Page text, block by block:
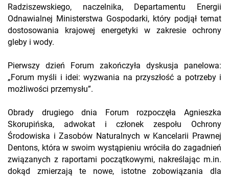
Radziszewskiego, naczelnika, Departamentu Energii
Odnawialnej Ministerstwa Gospodarki, który podjął temat
dostosowania krajowej energetyki w zakresie ochrony
gleby i wody.
Pierwszy dzień Forum zakończyła dyskusja panelowa:
„Forum myśli i idei: wyzwania na przyszłość a potrzeby i
możliwości przemysłu”.
Obrady drugiego dnia Forum rozpoczęła Agnieszka
Skorupińska, adwokat i członek zespołu Ochrony
Środowiska i Zasobów Naturalnych w Kancelarii Prawnej
Dentons, która w swoim wystąpieniu wróciła do zagadnień
związanych z raportami początkowymi, nakreślając m.in.
dokąd zmierzają te nowe, istotne zobowiązania dla